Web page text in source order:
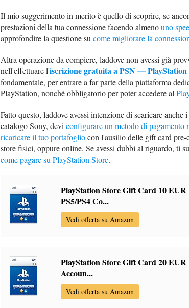
Il mio suggerimento in merito è quello di scoprire, se
prestazioni della tua connessione facendo almenouno
approfondire la questione su come migliorare la
Altra operazione da compiere, laddove non avessi già
nell'effettuare l'iscrizione gratuita a PSN —
fondamentale, per entrare a far parte della piattaforma
PlayStation, nonché obbligatorio per poter accedere al
Fatto questo, laddove avessi intenzione di scaricare
catalogo Sony, devi configurare un metodo di pagamento
ricaricare il tuo portafogliocon l'ausilio delle gift card
store fisici, oppure online. Se avessi dubbi al riguardo, ti
come pagare su PlayStation Store.
PlayStation Store Gift Card 10
PS5/PS4 Co...
Vedi offerta su Amazon
PlayStation Store Gift Card 20
Accoun...
Vedi offerta su Amazon